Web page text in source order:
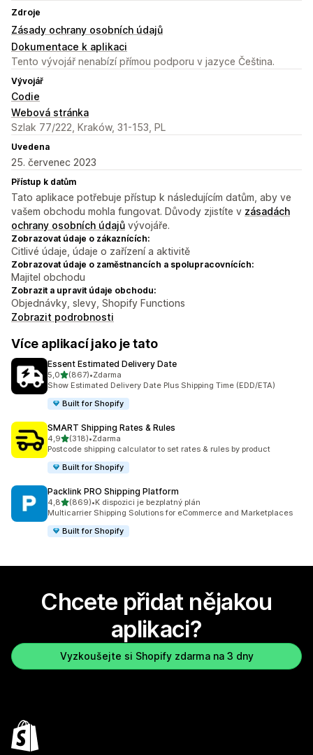
Zdroje
Zásady ochrany osobních údajů
Dokumentace k aplikaci
Tento vývojář nenabízí přímou podporu v jazyce Čeština.
Vývojář
Codie
Webová stránka
Szlak 77/222, Kraków, 31-153, PL
Uvedena
25. červenec 2023
Přístup k datům
Tato aplikace potřebuje přístup k následujícím datům, aby ve
vašem obchodu mohla fungovat. Důvody zjistíte v zásadách
ochrany osobních údajů vývojáře.
Zobrazovat údaje o zákaznících:
Citlivé údaje, údaje o zařízení a aktivitě
Zobrazovat údaje o zaměstnancích a spolupracovnících:
Majitel obchodu
Zobrazit a upravit údaje obchodu:
Objednávky, slevy, Shopify Functions
Zobrazit podrobnosti
Více aplikací jako je tato
Essent Estimated Delivery Date
5,0z 5 hvězd
(867)
Celkový počet recenzí: 867
•Zdarma
Show Estimated Delivery Date Plus Shipping Time (EDD/ETA)
Built for Shopify
SMART Shipping Rates & Rules
4,9z 5 hvězd
(318)
Celkový počet recenzí: 318
•Zdarma
Postcode shipping calculator to set rates & rules by product
Built for Shopify
Packlink PRO Shipping Platform
4,8z 5 hvězd
(869)
Celkový počet recenzí: 869
•K dispozici je bezplatný plán
Multicarrier Shipping Solutions for eCommerce and Marketplaces
Built for Shopify
Chcete přidat nějakou
aplikaci?
Vyzkoušejte si Shopify zdarma na 3 dny